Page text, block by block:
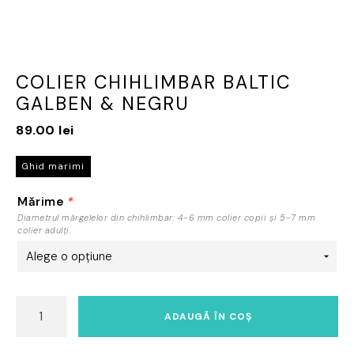
COLIER CHIHLIMBAR BALTIC
GALBEN & NEGRU
89.00 lei
Ghid marimi
Mărime *
Diametrul mărgelelor din chihlimbar: 4-6 mm colier copii și 5-7 mm
colier adulți.
Colier
ADAUGĂ ÎN COȘ